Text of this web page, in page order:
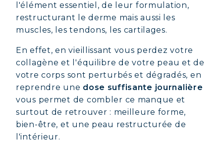
l'élément essentiel, de leur formulation,
restructurant le derme mais aussi les
muscles, les tendons, les cartilages.
En effet, en vieillissant vous perdez votre
collagène et l'équilibre de votre peau et de
votre corps sont perturbés et dégradés, en
reprendre une dose suffisante journalière
vous permet de combler ce manque et
surtout de retrouver : meilleure forme,
bien-être, et une peau restructurée de
l'intérieur.